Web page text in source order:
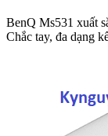
BenQ Ms531 xuất
Chắc tay, đa dạng